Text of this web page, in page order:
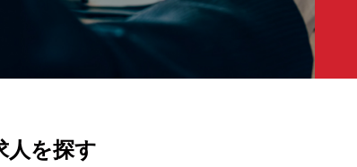
人を探す